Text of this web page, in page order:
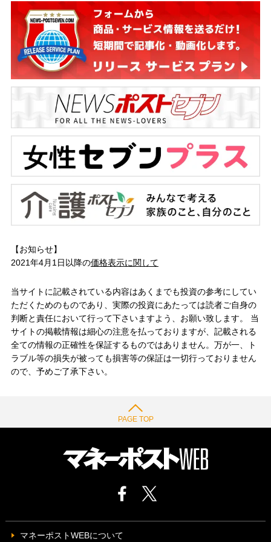
【お知らせ】
2021年4月1日以降の価格表示に関して
当サイトに記載されている内容はあくまでも投資の参考にしてい
ただくためのものであり、実際の投資にあたっては読者ご自身の
判断と責任において行って下さいますよう、お願い致します。 当
サイトの掲載情報は細心の注意を払っておりますが、記載される
全ての情報の正確性を保証するものではありません。万が一、ト
ラブル等の損失が被っても損害等の保証は一切行っておりません
ので、予めご了承下さい。
PAGE TOP
マネーポストWEBについて